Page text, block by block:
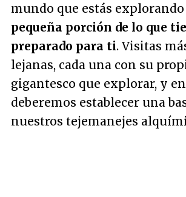
mundo que estás explorando
pequeña porción de lo que
preparado para ti. Visitas
lejanas, cada una con su
gigantesco que explorar, y
deberemos establecer una
nuestros tejemanejes